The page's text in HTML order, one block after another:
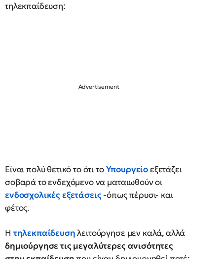
τηλεκπαίδευση:
Είναι πολύ θετικό το ότι τοΥπουργείοεξετάζει
σοβαρά το ενδεχόμενο να ματαιωθούν οι
ενδοσχολικές εξετάσεις-όπως πέρυσι- και
φέτος.
Η τηλεκπαίδευσηλειτούργησε μεν καλά, αλλά
δημιούργησε τις μεγαλύτερες ανισότητες